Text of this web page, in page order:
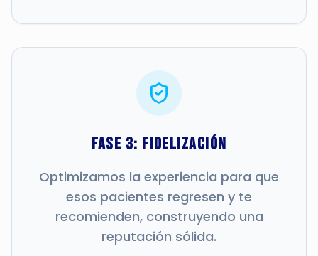
Fase 3: Fidelización
Optimizamos la experiencia para que
esos pacientes regresen y te
recomienden, construyendo una
reputación sólida.